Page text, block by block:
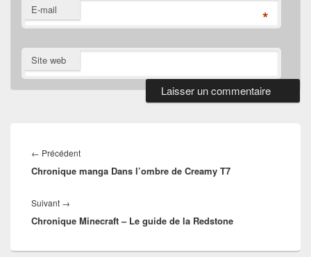
E-mail *
Site web
de
l’article
← PrécédentArticle
précédent :
Chronique manga Dans l’ombre de Creamy T7
Suivant →
suivant :
Chronique Minecraft – Le guide de la Redstone